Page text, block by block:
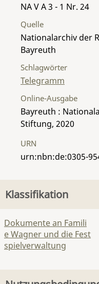
NA V A 3 - 1 Nr. 24
Quelle
Nationalarchiv der
Bayreuth
Schlagwörter
Telegramm
Online-Ausgabe
Bayreuth :
Stiftung, 2020
URN
urn:nbn:de:0305-
Klassifikation
Dokumente an Famili
e Wagner und die Fest
spielverwaltung